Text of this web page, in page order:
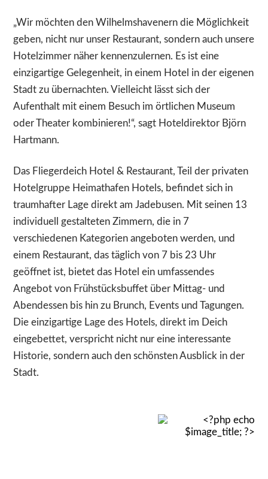
„Wir möchten den Wilhelmshavenern die Möglichkeit
geben, nicht nur unser Restaurant, sondern auch unsere
Hotelzimmer näher kennenzulernen. Es ist eine
einzigartige Gelegenheit, in einem Hotel in der eigenen
Stadt zu übernachten. Vielleicht lässt sich der
Aufenthalt mit einem Besuch im örtlichen Museum
oder Theater kombinieren!“, sagt Hoteldirektor Björn
Hartmann.
Das Fliegerdeich Hotel & Restaurant, Teil der privaten
Hotelgruppe Heimathafen Hotels, befindet sich in
traumhafter Lage direkt am Jadebusen. Mit seinen 13
individuell gestalteten Zimmern, die in 7
verschiedenen Kategorien angeboten werden, und
einem Restaurant, das täglich von 7 bis 23 Uhr
geöffnet ist, bietet das Hotel ein umfassendes
Angebot von Frühstücksbuffet über Mittag- und
Abendessen bis hin zu Brunch, Events und Tagungen.
Die einzigartige Lage des Hotels, direkt im Deich
eingebettet, verspricht nicht nur eine interessante
Historie, sondern auch den schönsten Ausblick in der
Stadt.